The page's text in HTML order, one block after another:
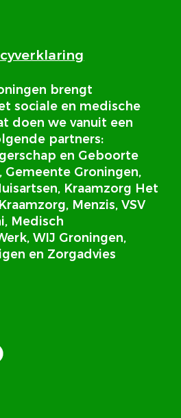
brengt
sociale en medische
doen we vanuit een
partners:
en Geboorte
Groningen,
Kraamzorg Het
Menzis, VSV
Medisch
WIJ Groningen,
en Zorgadvies